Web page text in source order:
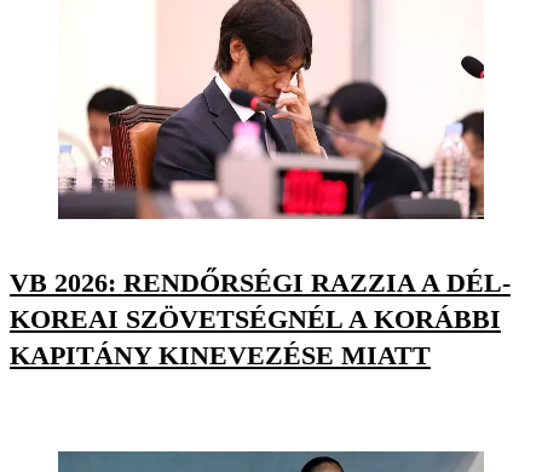
VB 2026: RENDŐRSÉGI RAZZIA A DÉL-
KOREAI SZÖVETSÉGNÉL A KORÁBBI
KAPITÁNY KINEVEZÉSE MIATT